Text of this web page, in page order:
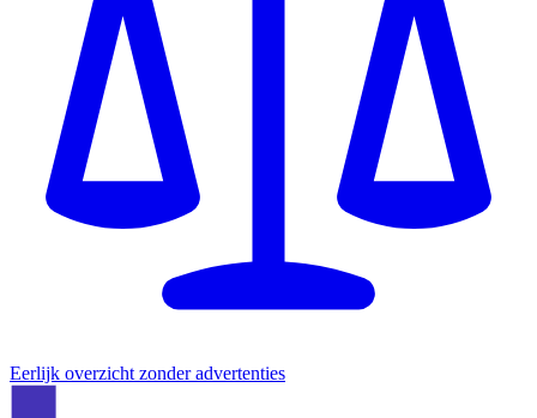
Eerlijk overzicht zonder advertenties